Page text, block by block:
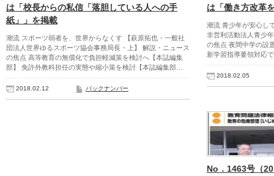
は「校長からの私信「落胆している人への手
紙」」を掲載
潮流 スポーツ弱者を、世界からなくす 【萩原拓也・一般社
団法人世界ゆるスポーツ協会事務局長・上】 解説・ニュース
の焦点 高等教育の無償化で負担軽減策を検討へ【本誌編集
部】 免許外教科担任の実態や縮小策を検討【本誌編集部…
2018.02.12 バックナンバー
は「働き方改革
潮流 青少年が安心し
非営利活動法人青少
の焦点 夜間中学の設
新学習指導要領対応
2018.02.05
No．1463号（